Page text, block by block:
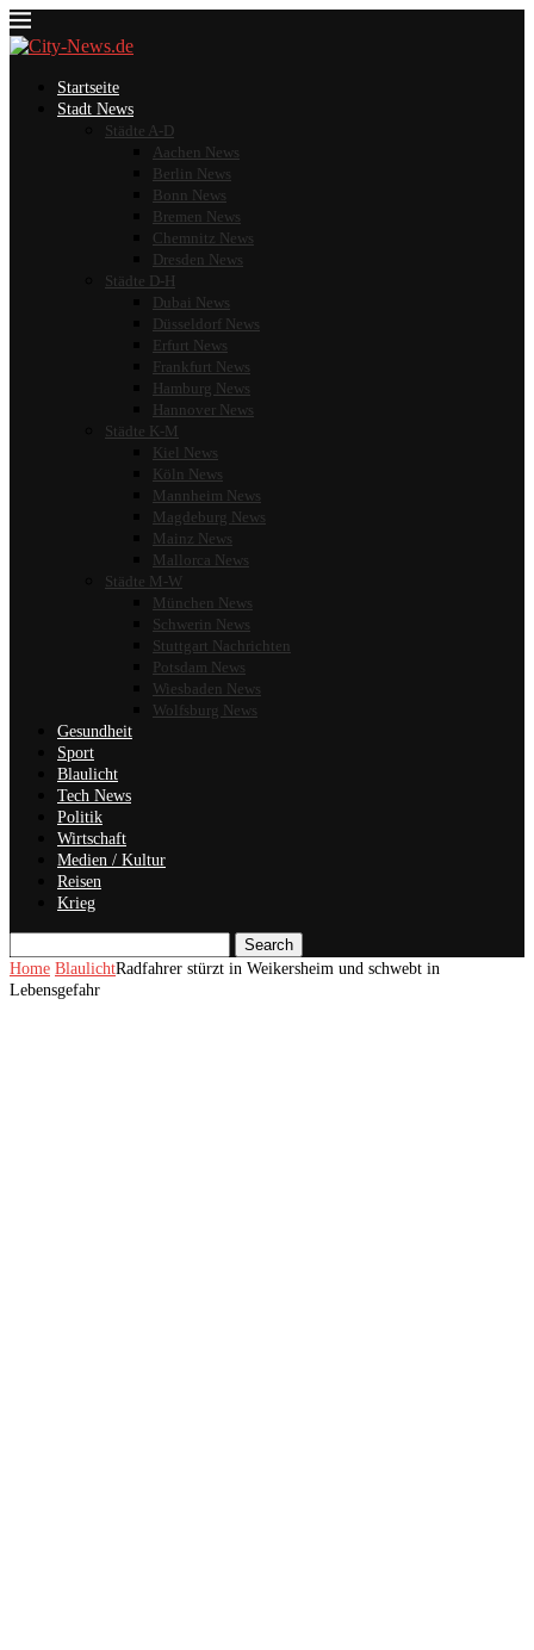
Startseite
Stadt News
Städte A-D
Aachen News
Berlin News
Bonn News
Bremen News
Chemnitz News
Dresden News
Städte D-H
Dubai News
Düsseldorf News
Erfurt News
Frankfurt News
Hamburg News
Hannover News
Städte K-M
Kiel News
Köln News
Mannheim News
Magdeburg News
Mainz News
Mallorca News
Städte M-W
München News
Schwerin News
Stuttgart Nachrichten
Potsdam News
Wiesbaden News
Wolfsburg News
Gesundheit
Sport
Blaulicht
Tech News
Politik
Wirtschaft
Medien / Kultur
Reisen
Krieg
Search
Home BlaulichtRadfahrer stürzt in Weikersheim und schwebt in
Lebensgefahr